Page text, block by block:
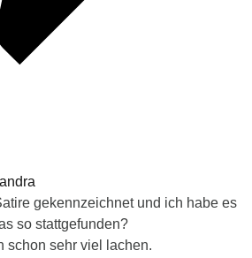
gekennzeichnet und ich habe es
so stattgefunden?
schon sehr viel lachen.